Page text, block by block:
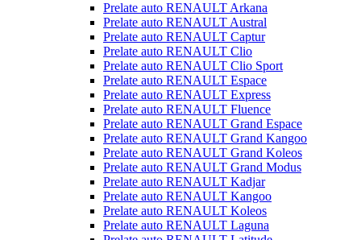
Prelate auto RENAULT Arkana
Prelate auto RENAULT Austral
Prelate auto RENAULT Captur
Prelate auto RENAULT Clio
Prelate auto RENAULT Clio Sport
Prelate auto RENAULT Espace
Prelate auto RENAULT Express
Prelate auto RENAULT Fluence
Prelate auto RENAULT Grand Espace
Prelate auto RENAULT Grand Kangoo
Prelate auto RENAULT Grand Koleos
Prelate auto RENAULT Grand Modus
Prelate auto RENAULT Kadjar
Prelate auto RENAULT Kangoo
Prelate auto RENAULT Koleos
Prelate auto RENAULT Laguna